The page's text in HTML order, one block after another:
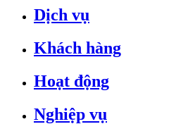
Dịch vụ
Khách hàng
Hoạt động
Nghiệp vụ